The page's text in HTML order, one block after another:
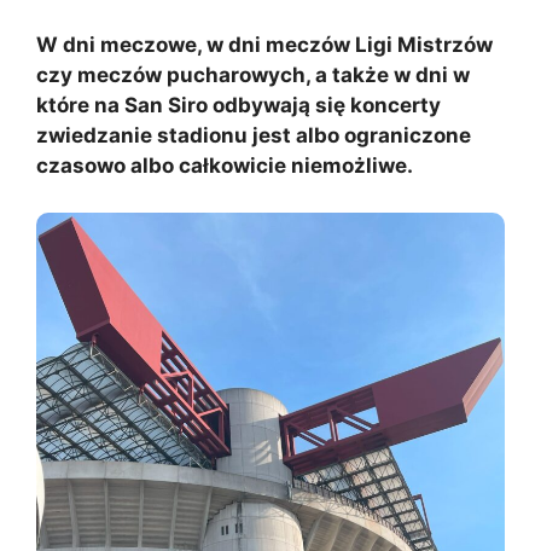
W dni meczowe, w dni meczów Ligi Mistrzów
czy meczów pucharowych, a także w dni w
które na San Siro odbywają się koncerty
zwiedzanie stadionu jest albo ograniczone
czasowo albo całkowicie niemożliwe.